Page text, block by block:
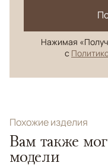
Нажимая
с
Похожие изделия
Вам также
модели